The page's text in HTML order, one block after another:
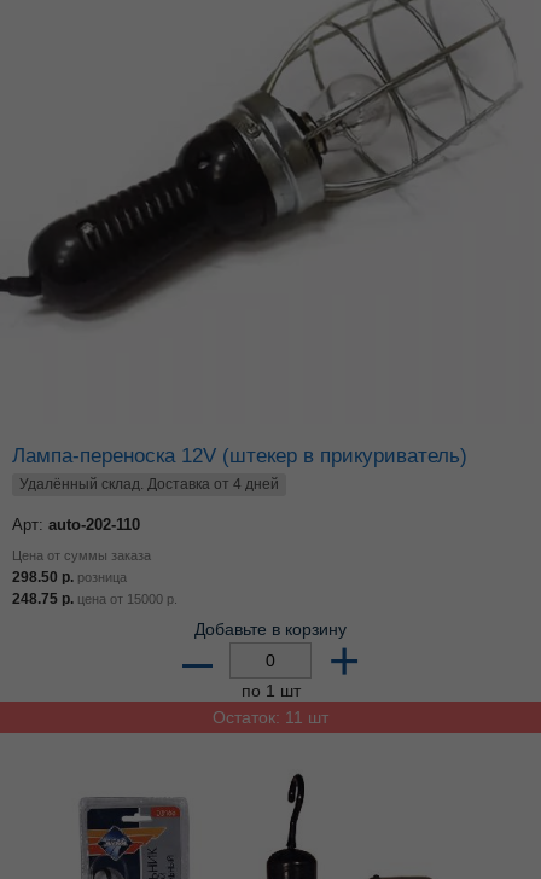
Лампа-переноска 12V (штекер в прикуриватель)
Удалённый склад. Доставка от 4 дней
Арт: auto-202-110
Цена от суммы заказа
298.50 р. розница
248.75 р. цена от 15000 р.
Добавьте в корзину
– +
по 1 шт
Остаток: 11 шт